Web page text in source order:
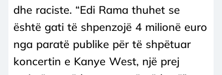
dhe raciste. “Edi Rama thuhet se
është gati të shpenzojë 4 milionë euro
nga paratë publike për të shpëtuar
koncertin e Kanye West, një prej